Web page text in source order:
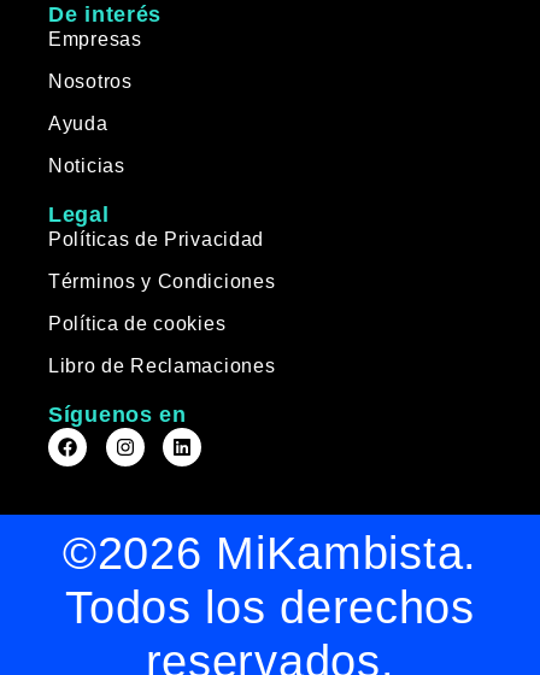
De interés
Empresas
Nosotros
Ayuda
Noticias
Legal
Políticas de Privacidad
Términos y Condiciones
Política de cookies
Libro de Reclamaciones
Síguenos en
©2026 MiKambista.
Todos los derechos
reservados.